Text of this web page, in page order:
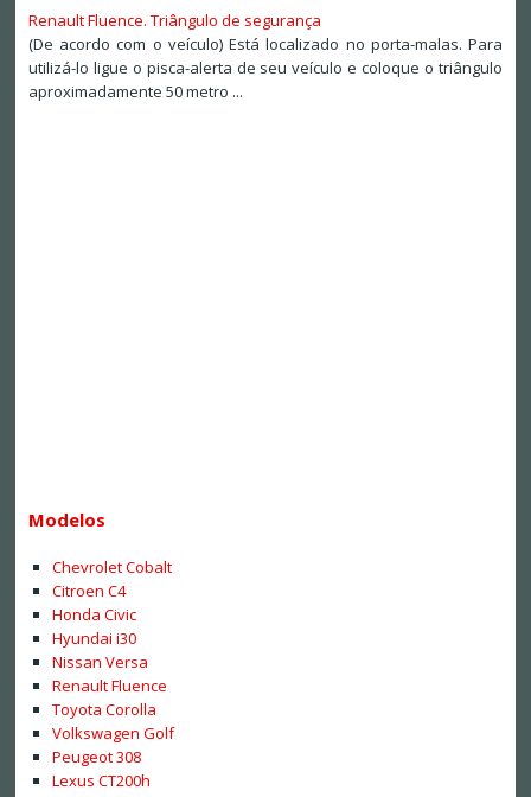
Renault Fluence. Triângulo de segurança
(De acordo com o veículo) Está localizado no porta-malas. Para
utilizá-lo ligue o pisca-alerta de seu veículo e coloque o triângulo
aproximadamente 50 metro ...
Modelos
Chevrolet Cobalt
Citroen C4
Honda Civic
Hyundai i30
Nissan Versa
Renault Fluence
Toyota Corolla
Volkswagen Golf
Peugeot 308
Lexus CT200h